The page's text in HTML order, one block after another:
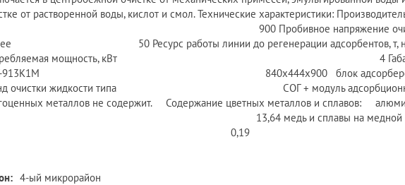
от растворенной воды, кислот и смол. Технические характеристики:
900 Пробивное напряжение очищенного
50 Ресурс работы линии до регенерации
мощность, кВт 4 Габариты
913К1М 840х444х900 блок адсорберов
очистки жидкости типа СОГ + модуль адсорбционный ),
металлов не содержит. Содержание цветных металлов и сплавов:
13,64 медь и сплавы на медной
0,19
4-ый микрорайон